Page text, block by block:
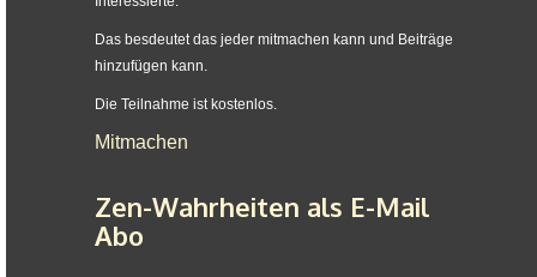
Das besdeutet das jeder mitmachen kann und Beiträge
hinzufügen kann.
Die Teilnahme ist kostenlos.
Mitmachen
Zen-Wahrheiten als E-Mail
Abo